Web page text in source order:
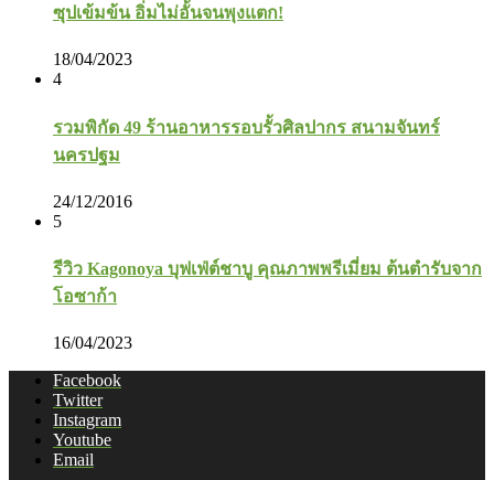
ซุปเข้มข้น อิ่มไม่อั้นจนพุงแตก!
18/04/2023
4
รวมพิกัด 49 ร้านอาหารรอบรั้วศิลปากร สนามจันทร์
นครปฐม
24/12/2016
5
รีวิว Kagonoya บุฟเฟ่ต์ชาบู คุณภาพพรีเมี่ยม ต้นตำรับจาก
โอซาก้า
16/04/2023
Facebook
Twitter
Instagram
Youtube
Email